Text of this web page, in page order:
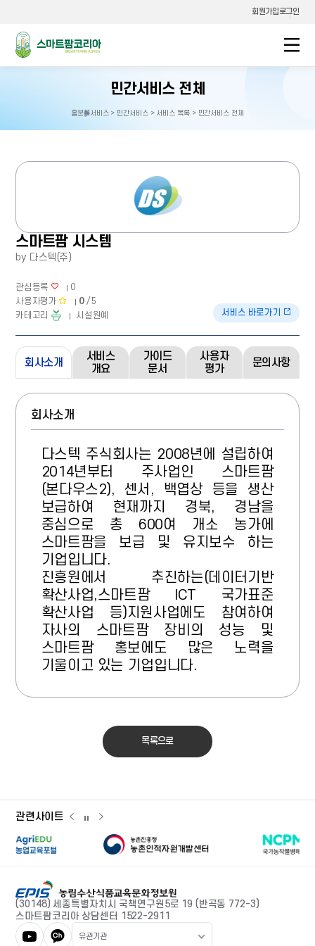
회원가입로그인
스마트팜코리아
민간서비스 전체
홈으로
홈분석서비스 > 민간서비스 > 서비스 목록 > 민간서비스 전체
스마트팜 시스템
by 다스텍(주)
관심등록
0
사용자평가
0 / 5
카테고리
시설원예 서비스 바로가기
회사소개
서비스
개요
가이드
문서
사용자
평가
문의사항
회사소개
다스텍 주식회사는 2008년에 설립하여
2014년부터 주사업인 스마트팜
(본다우스2), 센서, 백엽상 등을 생산
보급하여 현재까지 경북, 경남을
중심으로 총 600여 개소 농가에
스마트팜을 보급 및 유지보수 하는
기업입니다.
진흥원에서 추진하는(데이터기반
확산사업,스마트팜 ICT 국가표준
확산사업 등)지원사업에도 참여하여
자사의 스마트팜 장비의 성능 및
스마트팜 홍보에도 많은 노력을
기울이고 있는 기업입니다.
목록으로
관련사이트
관련사이트관련사이트
일시정지
관련사이트
슬라이드
농업교육포털 농촌인적자원개발센터 국가농작물병
(30148) 세종특별자치시 국책연구원5로 19 (반곡동 772-3)
스마트팜코리아 상담센터 1522-2911
유관기관